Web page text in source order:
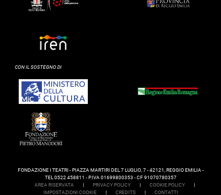
CON IL SOSTEGNO DI
FONDAZIONE I TEATRI - PIAZZA MARTIRI DEL 7 LUGLIO, 7 - 42121, REGGIO EMILIA -
TEL 0522 458811 - P.IVA 01699800353 - CF 91070780357
AREA RISERVATA
| PRIVACY POLICY | COOKIE POLICY
|
IMPOSTAZIONI COOKIE
| CREDITS | CONTATTI